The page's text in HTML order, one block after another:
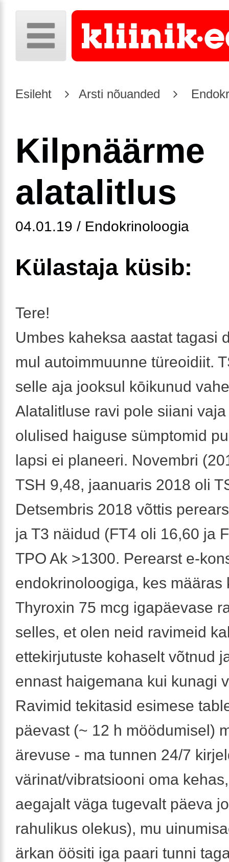
Esileht Arsti nõuanded
Kilpnäärme
alatalitlus
04.01.19 / Endokrinoloogia
Külastaja küsib:
Tere!
Umbes kaheksa aastat tagasi
mul autoimmuunne türeoidiit.
selle aja jooksul kōikunud
Alatalitluse ravi pole siiani
olulised haiguse sümptomid
lapsi ei planeeri. Novembri
TSH 9,48, jaanuaris 2018 oli
Detsembris 2018 võttis
ja T3 näidud (FT4 oli 16,60 ja
TPO Ak >1300. Perearst e-
endokrinoloogiga, kes määras
Thyroxin 75 mcg igapäevase
selles, et olen neid ravimeid
ettekirjutuste kohaselt võtnud
ennast haigemana kui kunagi
Ravimid tekitasid esimese
päevast (~ 12 h möödumisel)
ärevuse - ma tunnen 24/7
värinat/vibratsiooni oma
aegajalt väga tugevalt päeva
rahulikus olekus), mu
ärkan öösiti iga paari tunni